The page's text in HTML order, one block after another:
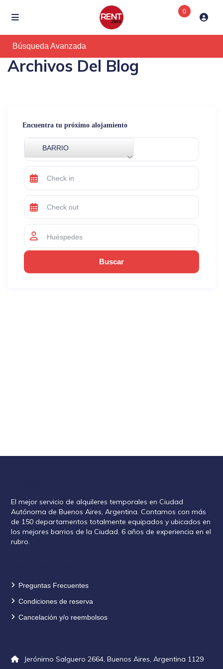
0
Búsqueda Avanzada
Archivos Del Blog
Encuentra tu próximo alojamiento
BARRIO
Huéspedes
El mejor servicio de alquileres temporales en Ciudad
Autónoma de Buenos Aires, Argentina. Contamos con más
de 150 departamentos totalmente equipados y ubicados en
los mejores barrios de la Ciudad. 6 años de experiencia en el
rubro.
Preguntas Frecuentes
Condiciones de reserva
Cancelación y/o reembolsos
Jerónimo Salguero 2664, Buenos Aires, Argentina 1129